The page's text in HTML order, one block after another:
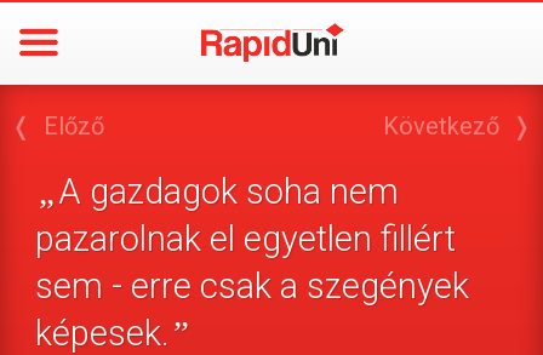
❬ Előző
„A gazdagok soha nem
pazarolnak el egyetlen fillért
sem - erre csak a szegények
képesek.”
Következő ❭